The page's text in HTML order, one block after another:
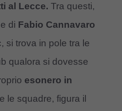
al Lecce. Tra questi,
di Fabio Cannavaro
si trova in pole tra le
qualora si dovesse
esonero in
le squadre, figura il